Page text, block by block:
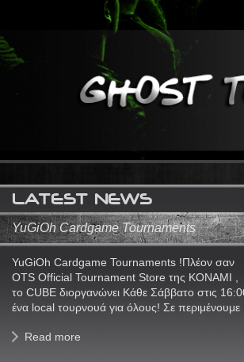
LATEST NEWS
YuGiOh Cardgame Tournaments
YuGiOh Cardgame Tournaments !Πλέον σαν
OTS Official Tournament Store της ΚΟΝΑΜΙ ,
το CUBE διοργανώνει Κάθε Σάββατο στις
ένα local τουρνουά για όλους! Σε περιμένουμε
Read more